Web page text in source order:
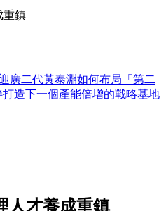
重鎮
廣二代黃泰淵如何布局「第二
造下一個產能倍增的戰略基地
人才養成重鎮